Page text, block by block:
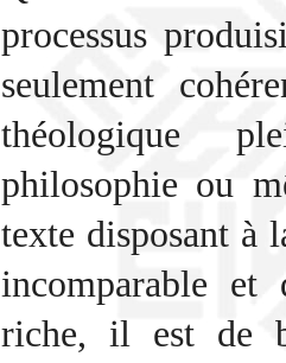
processus
seulement
théologique
philosophie ou
texte disposant à
incomparable et
riche, il est de